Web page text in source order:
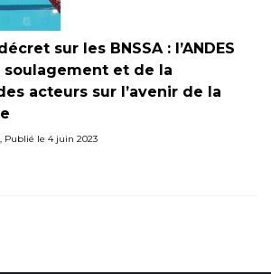
sur les BNSSA : l’ANDES
et de la
acteurs sur l’avenir de la
Publié le 4 juin 2023